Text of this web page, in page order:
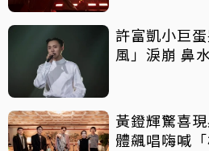
許富凱小巨
風」淚崩 鼻
黃鐙輝驚喜
體飆唱嗨喊「